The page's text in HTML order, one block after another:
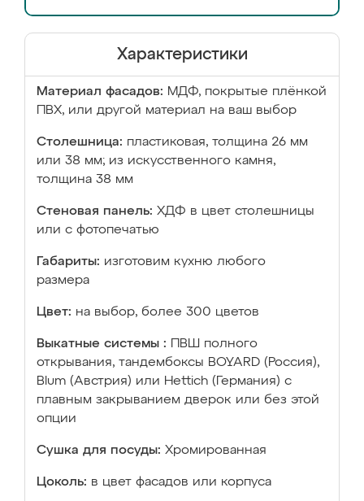
Характеристики
Материал фасадов: МДФ, покрытые плёнкой
ПВХ, или другой материал на ваш выбор
Столешница: пластиковая, толщина 26 мм
или 38 мм; из искусственного камня,
толщина 38 мм
Стеновая панель: ХДФ в цвет столешницы
или с фотопечатью
Габариты: изготовим кухню любого
размера
Цвет: на выбор, более 300 цветов
Выкатные системы :
ПВШ полного
открывания, тандембоксы BOYARD (Россия),
Blum (Австрия) или Hettich (Германия) с
плавным закрыванием дверок или без этой
опции
Сушка для посуды: Хромированная
Цоколь: в цвет фасадов или корпуса